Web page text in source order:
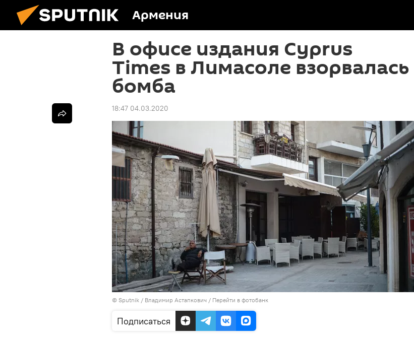
Армения
В офисе издания Cyprus
Times в Лимасоле взорвалась
бомба
18:47 04.03.2020
© Sputnik / Владимир Астапкович / Перейти в фотобанк
Подписаться